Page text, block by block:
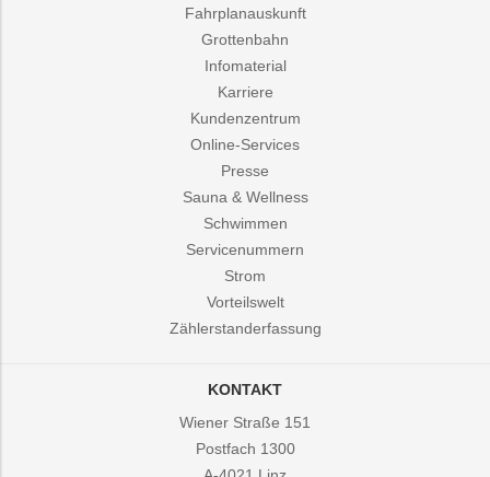
Fahrplanauskunft
Grottenbahn
Infomaterial
Karriere
Kundenzentrum
Online-Services
Presse
Sauna & Wellness
Schwimmen
Servicenummern
Strom
Vorteilswelt
Zählerstanderfassung
KONTAKT
Wiener Straße 151
Postfach 1300